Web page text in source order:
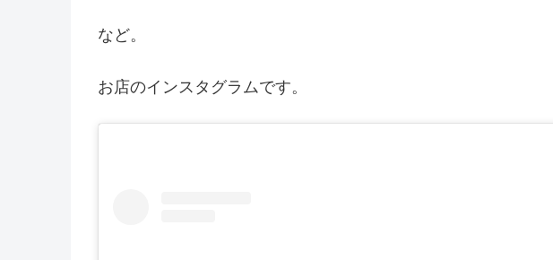
など。
お店のインスタグラムです。